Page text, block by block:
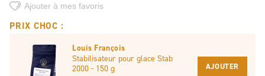
Ajouter à mes favoris
PRIX CHOC :
Louis François
Stabilisateur pour glace Stab
2000 - 150 g
AJOUTER